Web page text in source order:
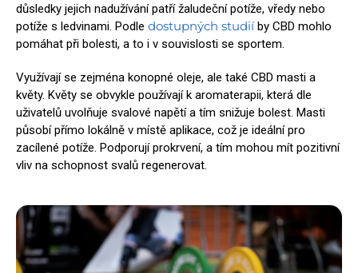
důsledky jejich nadužívání patří žaludeční potíže, vředy nebo
potíže s ledvinami. Podle dostupných studiíby CBD mohlo
pomáhat při bolesti, a to i v souvislosti se sportem.
Využívají se zejména konopné oleje, ale také CBD masti a
květy. Květy se obvykle používají k aromaterapii, která dle
uživatelů uvolňuje svalové napětí a tím snižuje bolest. Masti
působí přímo lokálně v místě aplikace, což je ideální pro
zacílené potíže. Podporují prokrvení, a tím mohou mít pozitivní
vliv na schopnost svalů regenerovat.